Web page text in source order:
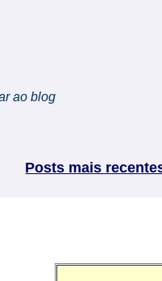
ao blog
Posts mais